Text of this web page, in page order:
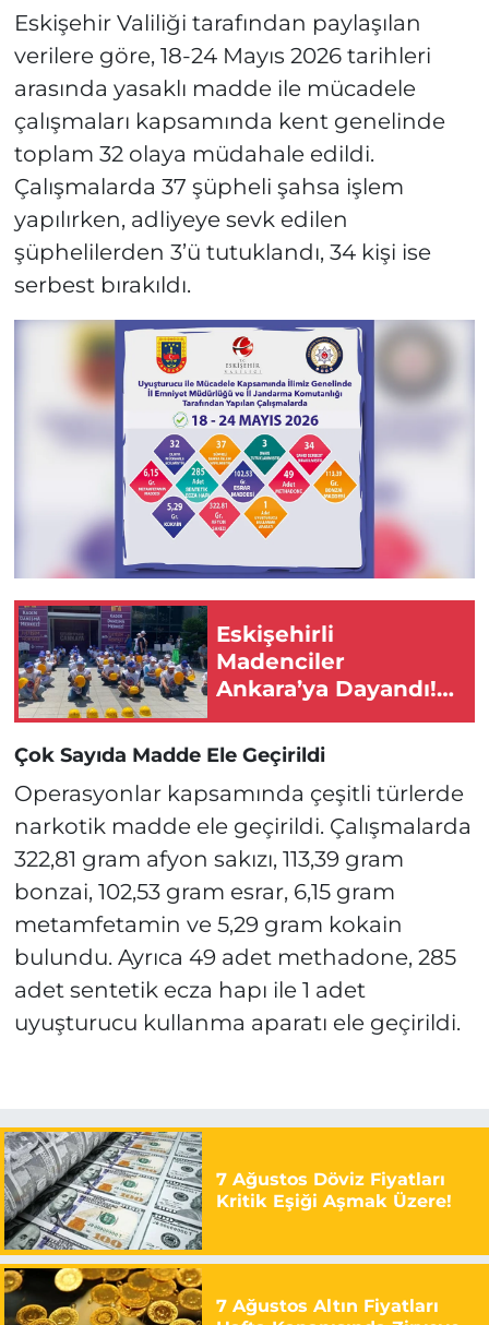
Eskişehir Valiliği tarafından paylaşılan
verilere göre, 18-24 Mayıs 2026 tarihleri
arasında yasaklı madde ile mücadele
çalışmaları kapsamında kent genelinde
toplam 32 olaya müdahale edildi.
Çalışmalarda 37 şüpheli şahsa işlem
yapılırken, adliyeye sevk edilen
şüphelilerden 3’ü tutuklandı, 34 kişi ise
serbest bırakıldı.
Eskişehirli
Madenciler
Ankara’ya Dayandı!
Alacaklarını İstiyorlar
Çok Sayıda Madde Ele Geçirildi
Operasyonlar kapsamında çeşitli türlerde
narkotik madde ele geçirildi. Çalışmalarda
322,81 gram afyon sakızı, 113,39 gram
bonzai, 102,53 gram esrar, 6,15 gram
metamfetamin ve 5,29 gram kokain
bulundu. Ayrıca 49 adet methadone, 285
adet sentetik ecza hapı ile 1 adet
uyuşturucu kullanma aparatı ele geçirildi.
7 Ağustos Döviz Fiyatları
Kritik Eşiği Aşmak Üzere!
7 Ağustos Altın Fiyatları